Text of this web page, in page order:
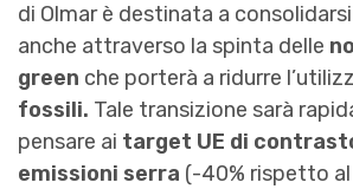
di Olmar è destinata a
anche attraverso la spinta delle
green che porterà a ridurre
fossili. Tale transizione sarà
pensare ai target UE di
emissioni serra (-40% rispetto